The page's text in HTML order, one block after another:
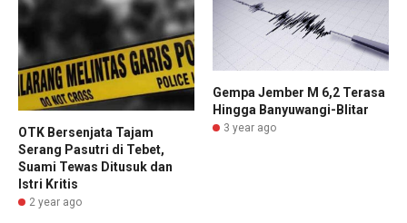
OTK Bersenjata Tajam
Serang Pasutri di Tebet,
Suami Tewas Ditusuk dan
Istri Kritis
2 year ago
Gempa Jember M 6,2 Terasa
Hingga Banyuwangi-Blitar
3 year ago